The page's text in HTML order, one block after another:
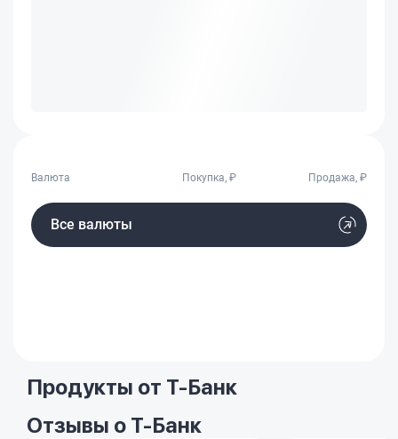
Валюта Покупка, ₽ Продажа, ₽
Все валюты
Продукты от Т-Банк
Отзывы о Т-Банк